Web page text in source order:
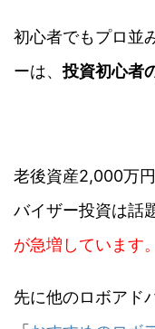
初心者でもプロ並
ーは、投資初心者
老後資産2,000万
バイザー投資は話
が急増しています。
先に他のロボアド